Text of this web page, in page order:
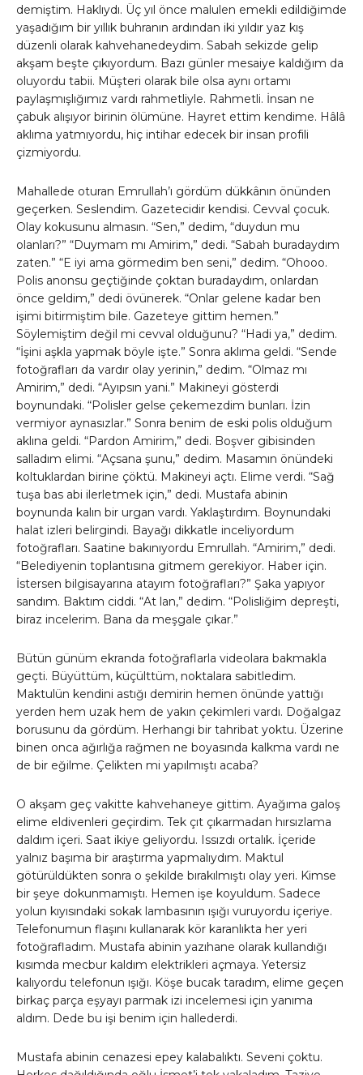
demiştim. Haklıydı. Üç yıl önce malulen emekli edildiğimde
yaşadığım bir yıllık buhranın ardından iki yıldır yaz kış
düzenli olarak kahvehanedeydim. Sabah sekizde gelip
akşam beşte çıkıyordum. Bazı günler mesaiye kaldığım da
oluyordu tabii. Müşteri olarak bile olsa aynı ortamı
paylaşmışlığımız vardı rahmetliyle. Rahmetli. İnsan ne
çabuk alışıyor birinin ölümüne. Hayret ettim kendime. Hâlâ
aklıma yatmıyordu, hiç intihar edecek bir insan profili
çizmiyordu.
Mahallede oturan Emrullah’ı gördüm dükkânın önünden
geçerken. Seslendim. Gazetecidir kendisi. Cevval çocuk.
Olay kokusunu almasın. “Sen,” dedim, “duydun mu
olanları?” “Duymam mı Amirim,” dedi. “Sabah buradaydım
zaten.” “E iyi ama görmedim ben seni,” dedim. “Ohooo.
Polis anonsu geçtiğinde çoktan buradaydım, onlardan
önce geldim,” dedi övünerek. “Onlar gelene kadar ben
işimi bitirmiştim bile. Gazeteye gittim hemen.”
Söylemiştim değil mi cevval olduğunu? “Hadi ya,” dedim.
“İşini aşkla yapmak böyle işte.” Sonra aklıma geldi. “Sende
fotoğrafları da vardır olay yerinin,” dedim. “Olmaz mı
Amirim,” dedi. “Ayıpsın yani.” Makineyi gösterdi
boynundaki. “Polisler gelse çekemezdim bunları. İzin
vermiyor aynasızlar.” Sonra benim de eski polis olduğum
aklına geldi. “Pardon Amirim,” dedi. Boşver gibisinden
salladım elimi. “Açsana şunu,” dedim. Masamın önündeki
koltuklardan birine çöktü. Makineyi açtı. Elime verdi. “Sağ
tuşa bas abi ilerletmek için,” dedi. Mustafa abinin
boynunda kalın bir urgan vardı. Yaklaştırdım. Boynundaki
halat izleri belirgindi. Bayağı dikkatle inceliyordum
fotoğrafları. Saatine bakınıyordu Emrullah. “Amirim,” dedi.
“Belediyenin toplantısına gitmem gerekiyor. Haber için.
İstersen bilgisayarına atayım fotoğrafları?” Şaka yapıyor
sandım. Baktım ciddi. “At lan,” dedim. “Polisliğim depreşti,
biraz incelerim. Bana da meşgale çıkar.”
Bütün günüm ekranda fotoğraflarla videolara bakmakla
geçti. Büyüttüm, küçülttüm, noktalara sabitledim.
Maktulün kendini astığı demirin hemen önünde yattığı
yerden hem uzak hem de yakın çekimleri vardı. Doğalgaz
borusunu da gördüm. Herhangi bir tahribat yoktu. Üzerine
binen onca ağırlığa rağmen ne boyasında kalkma vardı ne
de bir eğilme. Çelikten mi yapılmıştı acaba?
O akşam geç vakitte kahvehaneye gittim. Ayağıma galoş
elime eldivenleri geçirdim. Tek çıt çıkarmadan hırsızlama
daldım içeri. Saat ikiye geliyordu. Issızdı ortalık. İçeride
yalnız başıma bir araştırma yapmalıydım. Maktul
götürüldükten sonra o şekilde bırakılmıştı olay yeri. Kimse
bir şeye dokunmamıştı. Hemen işe koyuldum. Sadece
yolun kıyısındaki sokak lambasının ışığı vuruyordu içeriye.
Telefonumun flaşını kullanarak kör karanlıkta her yeri
fotoğrafladım. Mustafa abinin yazıhane olarak kullandığı
kısımda mecbur kaldım elektrikleri açmaya. Yetersiz
kalıyordu telefonun ışığı. Köşe bucak taradım, elime geçen
birkaç parça eşyayı parmak izi incelemesi için yanıma
aldım. Dede bu işi benim için hallederdi.
Mustafa abinin cenazesi epey kalabalıktı. Seveni çoktu.